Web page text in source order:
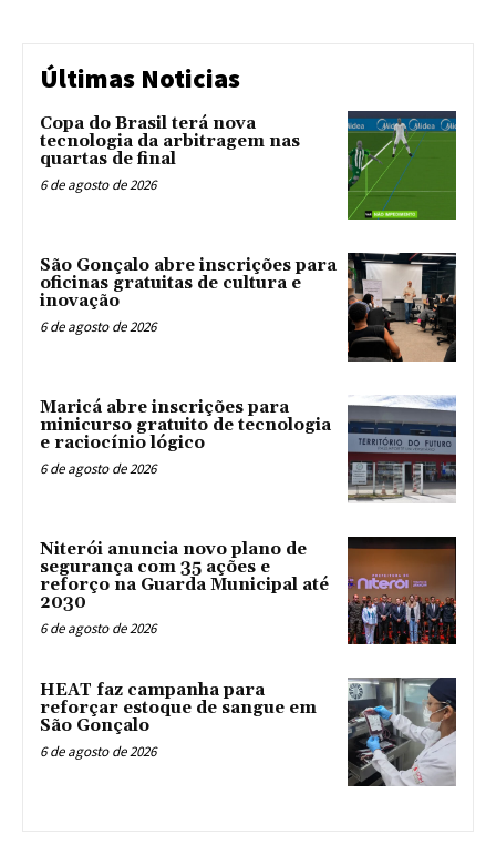
Últimas Noticias
Copa do Brasil terá nova
tecnologia da arbitragem nas
quartas de final
6 de agosto de 2026
São Gonçalo abre inscrições para
oficinas gratuitas de cultura e
inovação
6 de agosto de 2026
Maricá abre inscrições para
minicurso gratuito de tecnologia
e raciocínio lógico
6 de agosto de 2026
Niterói anuncia novo plano de
segurança com 35 ações e
reforço na Guarda Municipal até
2030
6 de agosto de 2026
HEAT faz campanha para
reforçar estoque de sangue em
São Gonçalo
6 de agosto de 2026